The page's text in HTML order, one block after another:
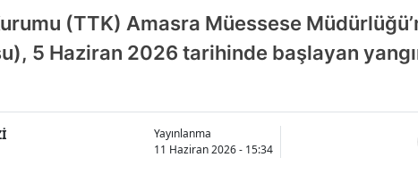
(TTK) Amasra Müessese
5 Haziran 2026 tarihinde başlayan
Yayınlanma
11 Haziran 2026 - 15:34